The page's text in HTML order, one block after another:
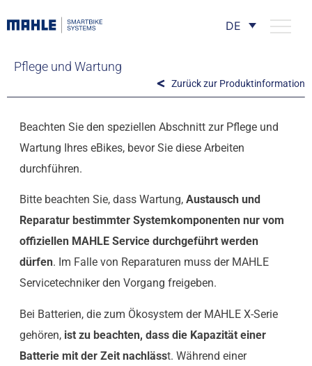
DE
Pflege und Wartung
Zurück zur Produktinformation
Beachten Sie den speziellen Abschnitt zur Pflege und
Wartung Ihres eBikes, bevor Sie diese Arbeiten
durchführen.
Bitte beachten Sie, dass Wartung, Austausch und
Reparatur bestimmter Systemkomponenten nur vom
offiziellen MAHLE Service durchgeführt werden
dürfen. Im Falle von Reparaturen muss der MAHLE
Servicetechniker den Vorgang freigeben.
Bei Batterien, die zum Ökosystem der MAHLE X-Serie
gehören,ist zu beachten, dass die Kapazität einer
Batterie mit der Zeit nachlässt. Während einer